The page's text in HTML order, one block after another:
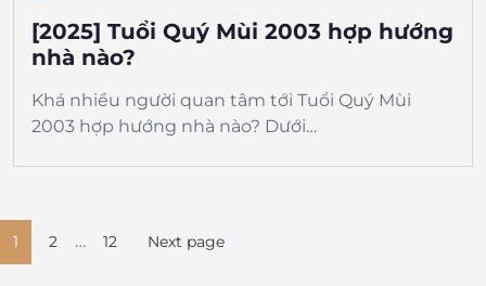
[2025] Tuổi Quý Mùi 2003 hợp hướng
nhà nào?
Khá nhiều người quan tâm tới Tuổi Quý Mùi
2003 hợp hướng nhà nào? Dưới…
Phân
trang
1 2 … 12 Next page